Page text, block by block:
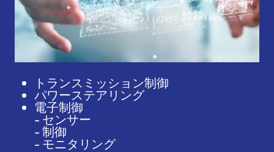
トランスミッション制御
パワーステアリング
電子制御
- センサー
- 制御
- モニタリング